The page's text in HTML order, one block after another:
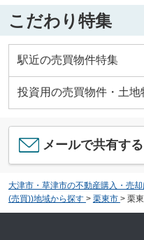
こだわり特集
駅近の売買物件特集
投資用の売買物件・土地
メールで共有する
大津市・草津市の不動産購入・売
(売買))地域から探す > 栗東市 > 栗